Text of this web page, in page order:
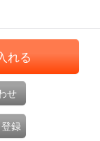
れる
せ
録